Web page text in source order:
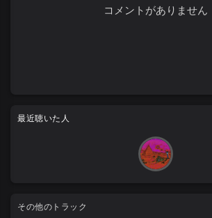
コメントがありません
最近聴いた人
その他のトラック